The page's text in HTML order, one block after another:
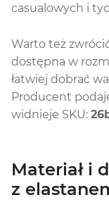
casualowych i
Warto też
dostępna w
łatwiej dobrać
Producent
widnieje SKU:
Materiał i
z